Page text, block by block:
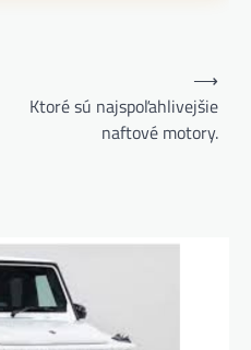
Ktoré sú najspoľahlivejšie
naftové motory.
⟶